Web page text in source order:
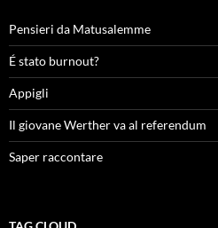
Pensieri da Matusalemme
É stato burnout?
Appigli
Il giovane Werther va al referendum
Saper raccontare